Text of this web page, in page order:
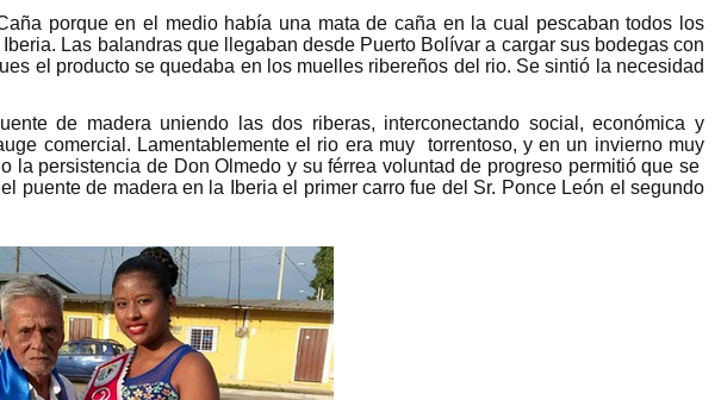
porque en el medio había una mata de caña en la cual pescaban todos los
Las balandras que llegaban desde Puerto Bolívar a cargar sus bodegas con
el producto se quedaba en los muelles ribereños del rio. Se sintió la necesidad
de madera uniendo las dos riberas, interconectando social, económica y
comercial. Lamentablemente el rio era muy torrentoso, y en un invierno muy
persistencia de Don Olmedo y su férrea voluntad de progreso permitió que se
puente de madera en la Iberia el primer carro fue del Sr. Ponce León el segundo